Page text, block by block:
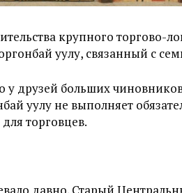
крупного торгово-
уулу, связанный с
друзей больших
уулу не выполняет
торговцев.
давно. Старый